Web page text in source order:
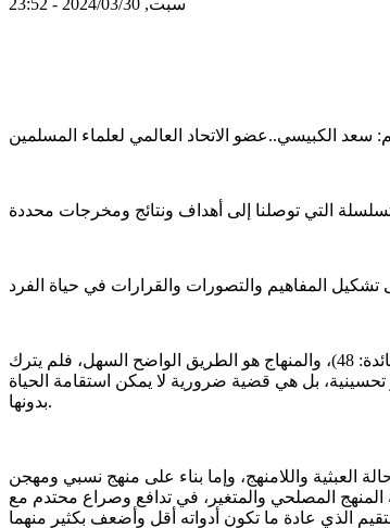
سعد الكبيسي..عضو الاتحاد العالمي لعلماء المسلمين
إن الإنسان بطبيعته لا يمكن له أن يعيش عيشة سوية بدون منهج، ولهذا كان الوحي نفسه منهاجا له كما قال سبحانه: "لكل جعلنا منكم شرعة ومنهاجا" (المائدة: 48)، والمنهاج هو الطريق الواضح السهل، فلم يترك
تحسينية، بل هي قضية ضرورية لا يمكن استقامة الحياة
بدونها.
واللامنهج، وإما بناء على منهج نسبي ومهجن
المنهج المصلحي والمتغير، في تدافع وصراع محتدم مع